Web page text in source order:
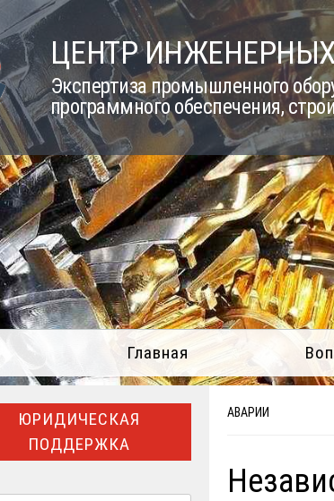
ЦЕНТР
Экспертиза промышленного
программного обеспечения,
Главная
АВАРИИ
ЮРИДИЧЕСКАЯ
ПОДДЕРЖКА